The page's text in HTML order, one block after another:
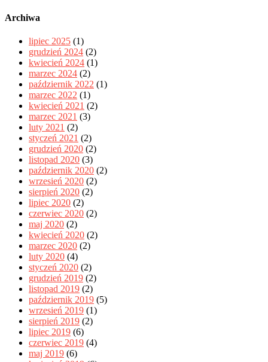
Archiwa
lipiec 2025 (1)
grudzień 2024 (2)
kwiecień 2024 (1)
marzec 2024 (2)
październik 2022 (1)
marzec 2022 (1)
kwiecień 2021 (2)
marzec 2021 (3)
luty 2021 (2)
styczeń 2021 (2)
grudzień 2020 (2)
listopad 2020 (3)
październik 2020 (2)
wrzesień 2020 (2)
sierpień 2020 (2)
lipiec 2020 (2)
czerwiec 2020 (2)
maj 2020 (2)
kwiecień 2020 (2)
marzec 2020 (2)
luty 2020 (4)
styczeń 2020 (2)
grudzień 2019 (2)
listopad 2019 (2)
październik 2019 (5)
wrzesień 2019 (1)
sierpień 2019 (2)
lipiec 2019 (6)
czerwiec 2019 (4)
maj 2019 (6)